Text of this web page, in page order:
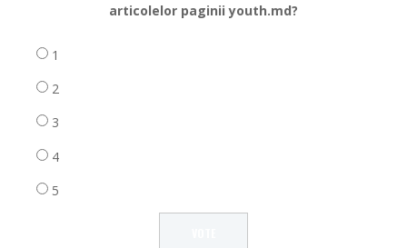
articolelor paginii youth.md?
1
2
3
4
5